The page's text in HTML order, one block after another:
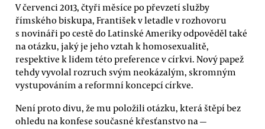
V červenci 2013, čtyři měsíce po převzetí služby
římského biskupa, František v letadle v rozhovoru
s novináři po cestě do Latinské Ameriky odpověděl také
na otázku, jaký je jeho vztah k homosexualitě,
respektive k lidem této preference v církvi. Nový papež
tehdy vyvolal rozruch svým neokázalým, skromným
vystupováním a reformní koncepcí církve.
Není proto divu, že mu položili otázku, která štěpí bez
ohledu na konfese současné křesťanstvo na —